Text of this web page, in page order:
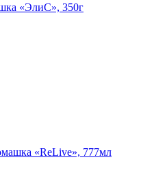
«ЭлиС», 350г
«ReLive», 777мл